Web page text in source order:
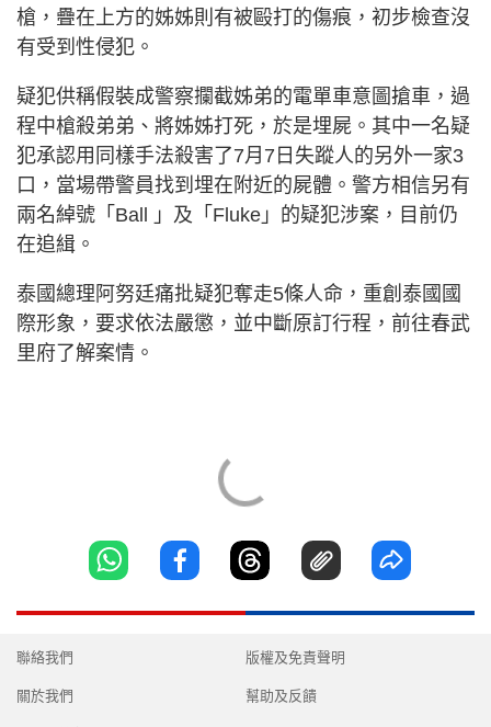
槍，疊在上方的姊姊則有被毆打的傷痕，初步檢查沒
有受到性侵犯。
疑犯供稱假裝成警察攔截姊弟的電單車意圖搶車，過
程中槍殺弟弟、將姊姊打死，於是埋屍。其中一名疑
犯承認用同樣手法殺害了7月7日失蹤人的另外一家3
口，當場帶警員找到埋在附近的屍體。警方相信另有
兩名綽號「Ball 」及「Fluke」的疑犯涉案，目前仍
在追緝。
泰國總理阿努廷痛批疑犯奪走5條人命，重創泰國國
際形象，要求依法嚴懲，並中斷原訂行程，前往春武
里府了解案情。
聯絡我們
關於我們
版權及免責聲明
幫助及反饋